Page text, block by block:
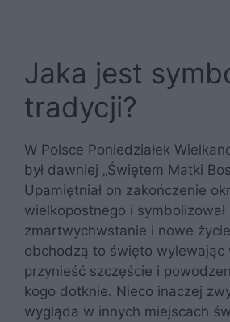
Jaka jest
tradycji?
W Polsce Poniedziałek
był dawniej „Świętem Matki
Upamiętniał on zakończenie
wielkopostnego i symbolizował
zmartwychwstanie i nowe
obchodzą to święto wylewając
przynieść szczęście i
kogo dotknie. Nieco inaczej
wygląda w innych miejscach